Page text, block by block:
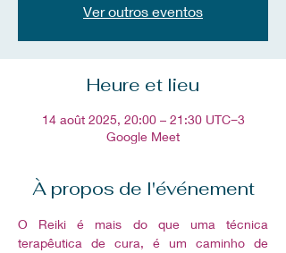
Ver outros eventos
Heure et lieu
14 août 2025, 20:00 – 21:30 UTC−3
Google Meet
À propos de l'événement
O Reiki é mais do que uma técnica
terapêutica de cura, é um caminho de